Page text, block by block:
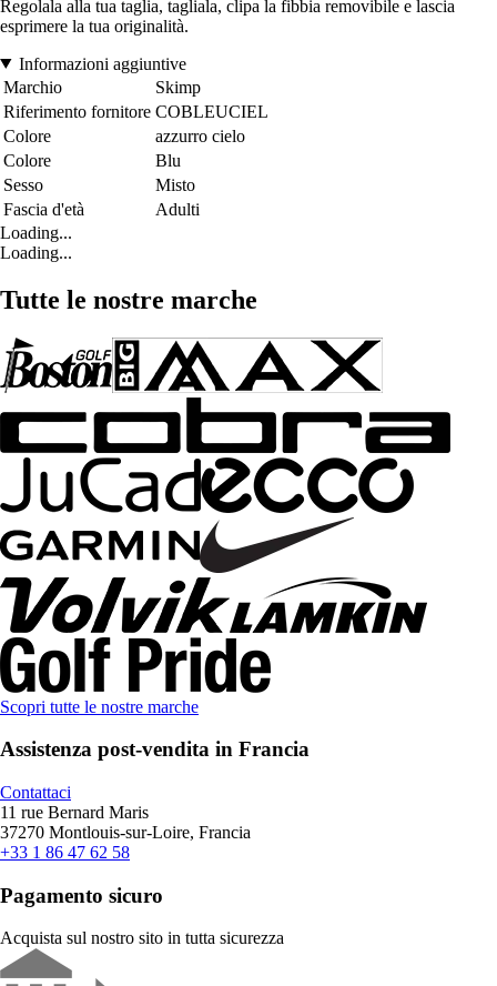
Regolala alla tua taglia, tagliala, clipa la fibbia removibile e lascia
esprimere la tua originalità.
Informazioni aggiuntive
Marchio
Skimp
Riferimento fornitore COBLEUCIEL
Colore
azzurro cielo
Colore
Blu
Sesso
Misto
Fascia d'età
Adulti
Loading...
Loading...
Tutte le nostre marche
Scopri tutte le nostre marche
Assistenza post-vendita in Francia
Contattaci
11 rue Bernard Maris
37270 Montlouis-sur-Loire, Francia
+33 1 86 47 62 58
Pagamento sicuro
Acquista sul nostro sito in tutta sicurezza